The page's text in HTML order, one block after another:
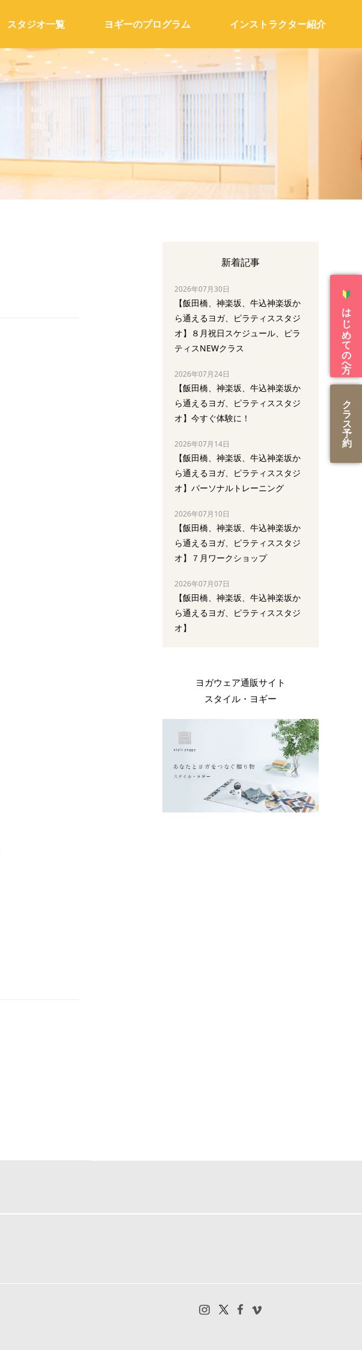
スタジオ一覧 ヨギーのプログラム インストラクター紹介
新着記事
2026年07月30日
【飯田橋、神楽坂、牛込神楽坂か
ら通えるヨガ、ピラティススタジ
オ】８月祝日スケジュール、ピラ
ティスNEWクラス
2026年07月24日
【飯田橋、神楽坂、牛込神楽坂か
ら通えるヨガ、ピラティススタジ
オ】今すぐ体験に！
2026年07月14日
【飯田橋、神楽坂、牛込神楽坂か
ら通えるヨガ、ピラティススタジ
オ】パーソナルトレーニング
2026年07月10日
【飯田橋、神楽坂、牛込神楽坂か
ら通えるヨガ、ピラティススタジ
オ】７月ワークショップ
2026年07月07日
【飯田橋、神楽坂、牛込神楽坂か
ら通えるヨガ、ピラティススタジ
オ】
ヨガウェア通販サイト
スタイル・ヨギー
はじめての方へ
ク
ラ
ス
予
約